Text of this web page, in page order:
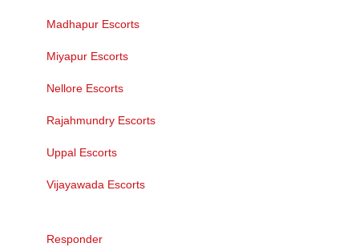
Madhapur Escorts
Miyapur Escorts
Nellore Escorts
Rajahmundry Escorts
Uppal Escorts
Vijayawada Escorts
Responder